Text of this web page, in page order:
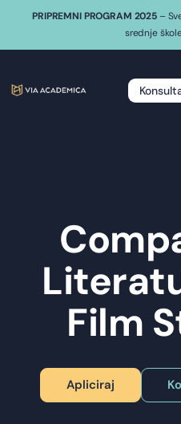
PRIPREMNI PROGRAM 2025 –
srednje
Film
Apliciraj